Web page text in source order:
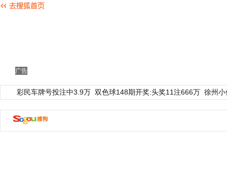
广告
彩民车牌号投注中3.9万 双色球148期开奖:头奖11注666万 徐州